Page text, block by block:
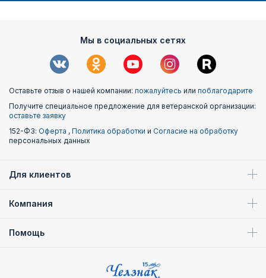
Мы в социальных сетях
Оставьте отзыв о нашей компании: пожалуйтесь или поблагодарите
Получите специальное предложение для ветеранской организации:
оставьте заявку
152-ФЗ: Оферта , Политика обработки и Согласие на обработку
персональных данных
Для клиентов
Компания
Помощь